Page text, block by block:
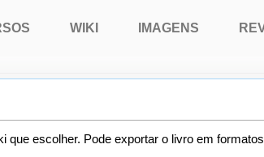
que escolher. Pode exportar o livro em
WIKI IMAGENS